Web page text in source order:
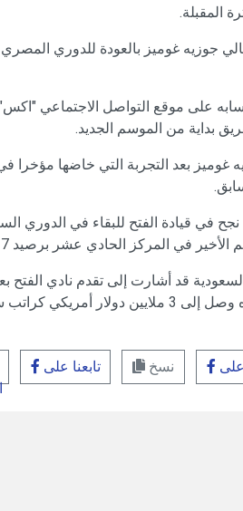
المقبلة.
جوزيه غوميز بالعودة للدوري
على موقع التواصل الاجتماعي "اكس"
بداية من الموسم الجديد.
غوميز بعد التجربة التي خاضها
نجح في قيادة الفتح للبقاء في الدوري
في المركز الحادي عشر برصيد 37 نقطة.
قد أشارت إلى تقدم نادي
غوميز وإقناعه بتجديد عقده وصل إلى 3
على نسخ تابعنا على